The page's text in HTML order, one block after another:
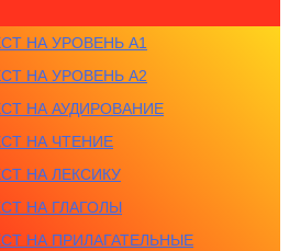
НА УРОВЕНЬ A1
НА УРОВЕНЬ A2
НА АУДИРОВАНИЕ
НА ЧТЕНИЕ
НА ЛЕКСИКУ
НА ГЛАГОЛЫ
НА ПРИЛАГАТЕЛЬНЫЕ